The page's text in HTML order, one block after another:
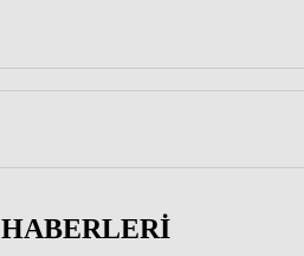
HABERLERİ